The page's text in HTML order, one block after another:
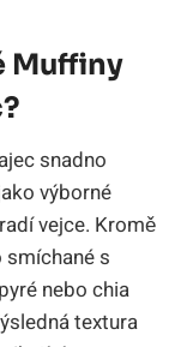
Muffiny
snadno
výborné
vejce. Kromě
s
nebo chia
textura